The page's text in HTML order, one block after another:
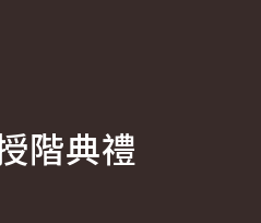
階典禮